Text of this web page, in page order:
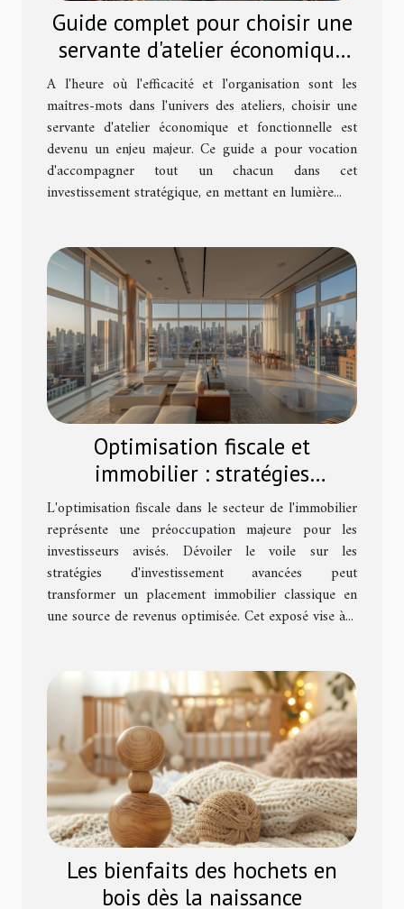
Guide complet pour choisir une
servante d'atelier économique
et fonctionnelle
A l'heure où l'efficacité et l'organisation sont les
maîtres-mots dans l'univers des ateliers, choisir une
servante d'atelier économique et fonctionnelle est
devenu un enjeu majeur. Ce guide a pour vocation
d'accompagner tout un chacun dans cet
investissement stratégique, en mettant en lumière...
Optimisation fiscale et
immobilier : stratégies
d'investissement avancées
L'optimisation fiscale dans le secteur de l'immobilier
représente une préoccupation majeure pour les
investisseurs avisés. Dévoiler le voile sur les
stratégies d'investissement avancées peut
transformer un placement immobilier classique en
une source de revenus optimisée. Cet exposé vise à...
Les bienfaits des hochets en
bois dès la naissance